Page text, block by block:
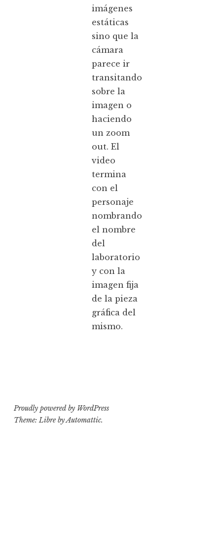
imágenes
estáticas
sino que la
cámara
parece ir
transitando
sobre la
imagen o
haciendo
un zoom
out. El
video
termina
con el
personaje
nombrando
el nombre
del
laboratorio
y con la
imagen fija
de la pieza
gráfica del
mismo.
Proudly powered by WordPress
Theme: Libre byAutomattic.